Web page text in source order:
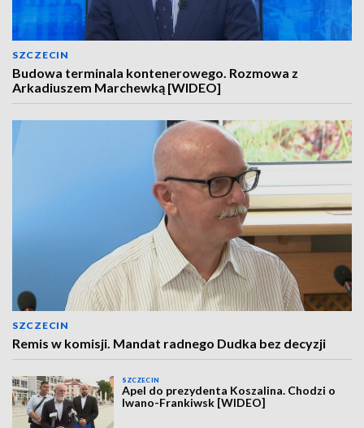
SZCZECIN
Budowa terminala kontenerowego. Rozmowa z
Arkadiuszem Marchewką [WIDEO]
SZCZECIN
Remis w komisji. Mandat radnego Dudka bez decyzji
SZCZECIN
Apel do prezydenta Koszalina. Chodzi o
Iwano-Frankiwsk [WIDEO]